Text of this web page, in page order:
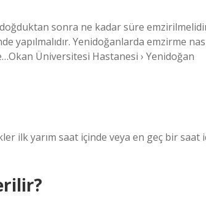
sonra ne kadar süre
yapılmalıdır. Yenidoğanlarda emzirme
Üniversitesi Hastanesi › Yenidoğan
ilk yarım saat içinde veya en geç bir saat